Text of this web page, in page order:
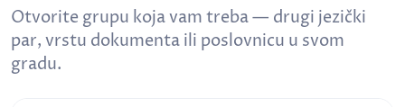
Otvorite grupu koja vam treba — drugi jezički
par, vrstu dokumenta ili poslovnicu u svom
gradu.